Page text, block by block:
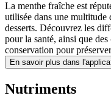
La menthe fraîche est
utilisée dans une multitude
desserts. Découvrez les
pour la santé, ainsi que
conservation pour
En savoir plus dans
Nutriments